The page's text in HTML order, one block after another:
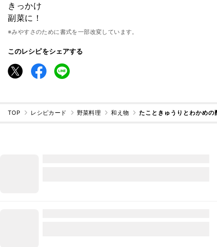
きっかけ
副菜に！
※みやすさのために書式を一部改変しています。
このレシピをシェアする
TOP レシピカード 野菜料理 和え物 たこときゅうりとわかめ